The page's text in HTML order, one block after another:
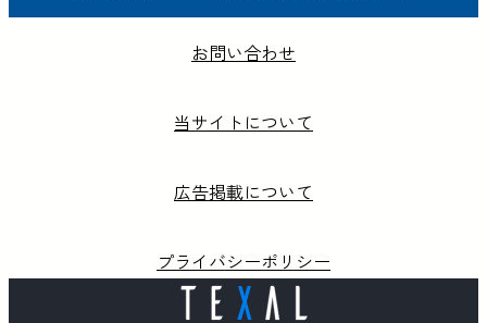
お問い合わせ
当サイトについて
広告掲載について
プライバシーポリシー